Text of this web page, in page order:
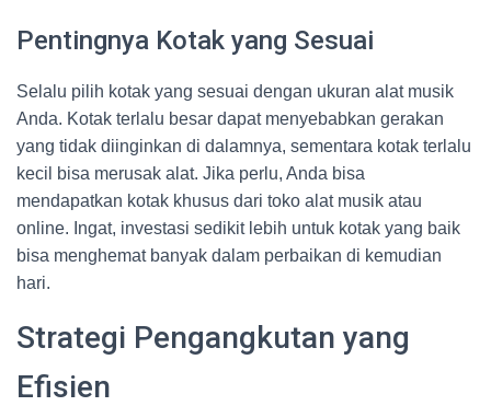
Pentingnya Kotak yang Sesuai
Selalu pilih kotak yang sesuai dengan ukuran alat musik
Anda. Kotak terlalu besar dapat menyebabkan gerakan
yang tidak diinginkan di dalamnya, sementara kotak terlalu
kecil bisa merusak alat. Jika perlu, Anda bisa
mendapatkan kotak khusus dari toko alat musik atau
online. Ingat, investasi sedikit lebih untuk kotak yang baik
bisa menghemat banyak dalam perbaikan di kemudian
hari.
Strategi Pengangkutan yang
Efisien